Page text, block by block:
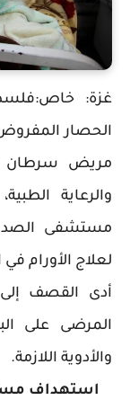
مريض سرطان
والرعاية
مستشفى
لعلاج الأورام في
أدى القصف إلى
المرضى على
والأدوية اللازمة.
استهداف